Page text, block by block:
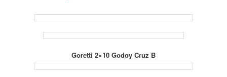
Goretti 2×10 Godoy Cruz B